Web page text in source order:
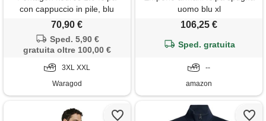
con cappuccio in pile, blu
notte,
70,90 €
Sped. 5,90 €
gratuita oltre 100,00 €
3XL XXL
Waragod
uomo blu xl
106,25 €
Sped. gratuita
--
amazon